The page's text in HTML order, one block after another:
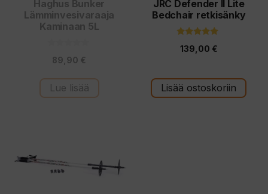
Haghus Bunker
Lämminvesivaraaja
Kaminaan 5L
s
89,90 €
Lue lisää
JRC Defender II Lite
Bedchair retkisänky
5:stä
139,00 €
Lisää ostoskoriin